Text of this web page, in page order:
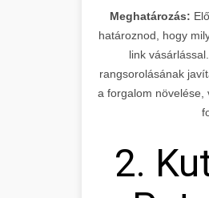
Meghatározás:
határoznod, hogy
link
rangsorolásának
a forgalom növelése,
2.